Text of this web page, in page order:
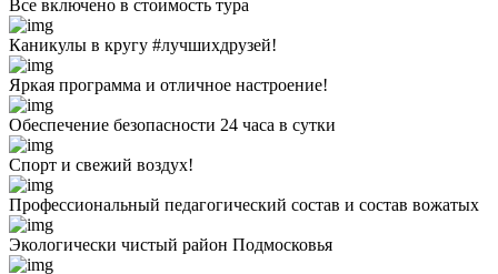
Все включено в стоимость тура
Каникулы в кругу #лучшихдрузей!
Яркая программа и отличное настроение!
Обеспечение безопасности 24 часа в сутки
Спорт и свежий воздух!
Профессиональный педагогический состав и состав вожатых
Экологически чистый район Подмосковья